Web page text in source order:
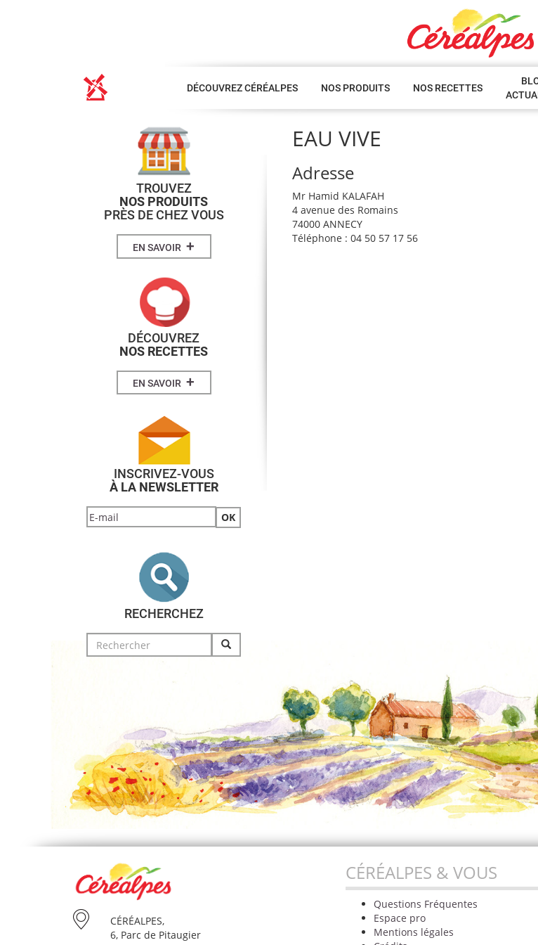
DÉCOUVREZ CÉRÉALPES NOS PRODUITS NOS RECETTES
EAU VIVE
Adresse
Mr Hamid KALAFAH
4 avenue des Romains
74000 ANNECY
Téléphone : 04 50 57 17 56
TROUVEZ
NOS PRODUITS
PRÈS DE CHEZ VOUS
EN SAVOIR +
DÉCOUVREZ
NOS RECETTES
EN SAVOIR +
INSCRIVEZ-VOUS
À LA NEWSLETTER
RECHERCHEZ
Search
for:
CÉRÉALPES,
6, Parc de Pitaugier
CÉRÉALPES & VOUS
Questions Fréquentes
Espace pro
Mentions légales